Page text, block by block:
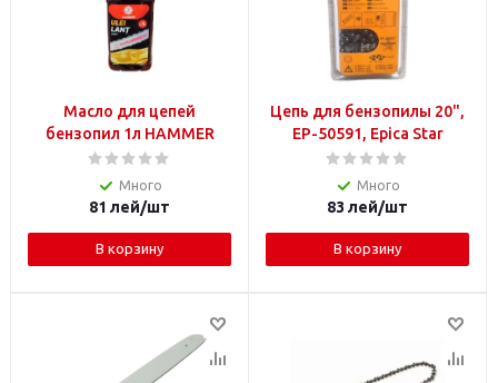
Масло для цепей
бензопил 1л HAMMER
Много
81 лей/шт
В корзину
Цепь для бензопилы 20",
EP-50591, Epica Star
Много
83 лей/шт
В корзину